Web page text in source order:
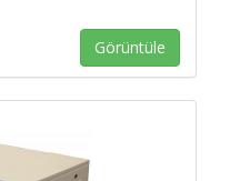
Görüntüle